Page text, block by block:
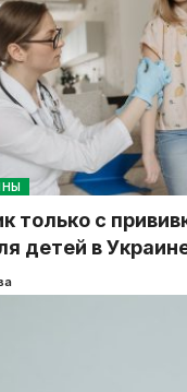
только с
детей в